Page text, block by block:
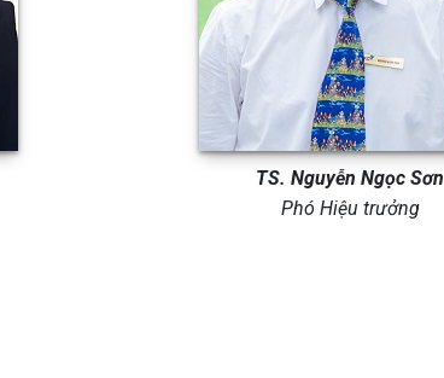
TS. Nguyễn Ngọc Sơn
Phó Hiệu trưởng